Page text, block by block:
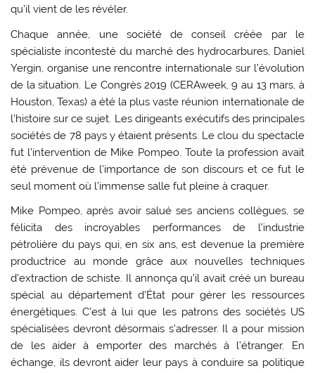
qu’il vient de les révéler.
Chaque année, une société de conseil créée par le
spécialiste incontesté du marché des hydrocarbures, Daniel
Yergin, organise une rencontre internationale sur l’évolution
de la situation. Le Congrès 2019 (CERAweek, 9 au 13 mars, à
Houston, Texas) a été la plus vaste réunion internationale de
l’histoire sur ce sujet. Les dirigeants exécutifs des principales
sociétés de 78 pays y étaient présents. Le clou du spectacle
fut l’intervention de Mike Pompeo. Toute la profession avait
été prévenue de l’importance de son discours et ce fut le
seul moment où l’immense salle fut pleine à craquer.
Mike Pompeo, après avoir salué ses anciens collègues, se
félicita des incroyables performances de l’industrie
pétrolière du pays qui, en six ans, est devenue la première
productrice au monde grâce aux nouvelles techniques
d’extraction de schiste. Il annonça qu’il avait créé un bureau
spécial au département d’État pour gérer les ressources
énergétiques. C’est à lui que les patrons des sociétés US
spécialisées devront désormais s’adresser. Il a pour mission
de les aider à emporter des marchés à l’étranger. En
échange, ils devront aider leur pays à conduire sa politique